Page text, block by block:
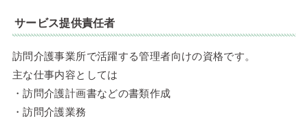
サービス提供責任者
訪問介護事業所で活躍する管理者向けの資格です。
主な仕事内容としては
・訪問介護計画書などの書類作成
・訪問介護業務